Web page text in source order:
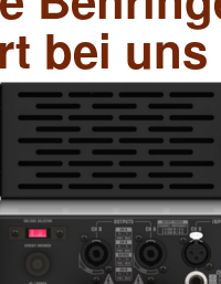
bei